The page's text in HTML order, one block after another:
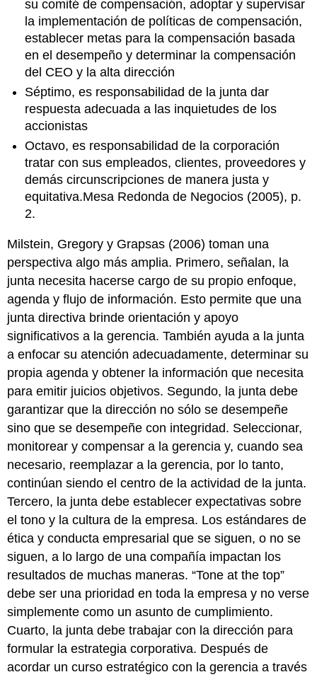
su comité de compensación, adoptar y supervisar
la implementación de políticas de compensación,
establecer metas para la compensación basada
en el desempeño y determinar la compensación
del CEO y la alta dirección
Séptimo, es responsabilidad de la junta dar
respuesta adecuada a las inquietudes de los
accionistas
Octavo, es responsabilidad de la corporación
tratar con sus empleados, clientes, proveedores y
demás circunscripciones de manera justa y
equitativa.Mesa Redonda de Negocios (2005), p.
2.
Milstein, Gregory y Grapsas (2006) toman una
perspectiva algo más amplia. Primero, señalan, la
junta necesita hacerse cargo de su propio enfoque,
agenda y flujo de información. Esto permite que una
junta directiva brinde orientación y apoyo
significativos a la gerencia. También ayuda a la junta
a enfocar su atención adecuadamente, determinar su
propia agenda y obtener la información que necesita
para emitir juicios objetivos. Segundo, la junta debe
garantizar que la dirección no sólo se desempeñe
sino que se desempeñe con integridad. Seleccionar,
monitorear y compensar a la gerencia y, cuando sea
necesario, reemplazar a la gerencia, por lo tanto,
continúan siendo el centro de la actividad de la junta.
Tercero, la junta debe establecer expectativas sobre
el tono y la cultura de la empresa. Los estándares de
ética y conducta empresarial que se siguen, o no se
siguen, a lo largo de una compañía impactan los
resultados de muchas maneras. “Tone at the top”
debe ser una prioridad en toda la empresa y no verse
simplemente como un asunto de cumplimiento.
Cuarto, la junta debe trabajar con la dirección para
formular la estrategia corporativa. Después de
acordar un curso estratégico con la gerencia a través